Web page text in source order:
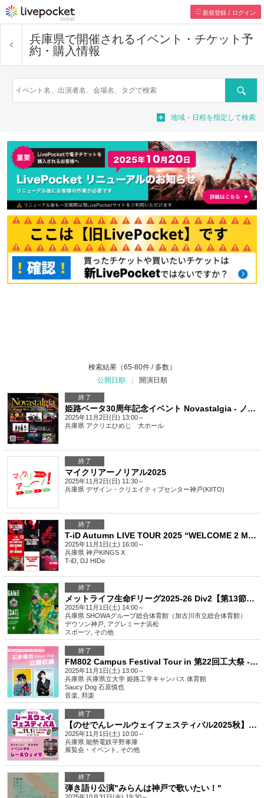
新規登録 / ログイン
兵庫県で開催されるイベント・チケット予
約・購入情報
検索
地域・日程を指定して検索
検索結果（65-80件 / 多数）
公開日順
開演日順
終了
姫路ベータ30周年記念イベント Novastalgia - ノヴァスタルジア -
2025年11月2日(日) 13:00～
兵庫県 アクリエひめじ 大ホール
終了
マイクリアーノリアル2025
2025年11月2日(日) 11:30～
兵庫県 デザイン・クリエイティブセンター神戸(KIITO)
終了
T-iD Autumn LIVE TOUR 2025 “WELCOME 2 MY ROOM” DAY.3 HYOGO
2025年11月1日(土) 16:00～
兵庫県 神戸KINGS X
T-iD, DJ HIDe
終了
メットライフ生命Fリーグ2025-26 Div2【第13節】 デウソン神戸vsアグレミーナ浜松
2025年11月1日(土) 14:00～
兵庫県 SHOWAグループ総合体育館（加古川市立総合体育館）
デウソン神戸, アグレミーナ浜松
スポーツ
その他
終了
FM802 Campus Festival Tour in 第22回工大祭 -石原慎也（Saucy Dog）公開収録-
2025年11月1日(土) 13:00～
兵庫県 兵庫県立大学 姫路工学キャンパス 体育館
Saucy Dog 石原慎也
音楽 邦楽
終了
【のせでんレールウェイフェスティバル2025秋】イベント電車入場券
2025年11月1日(土) 10:00～
兵庫県 能勢電鉄平野車庫
展覧会・イベント
その他
終了
弾き語り公演"みらんは神戸で歌いたい！"